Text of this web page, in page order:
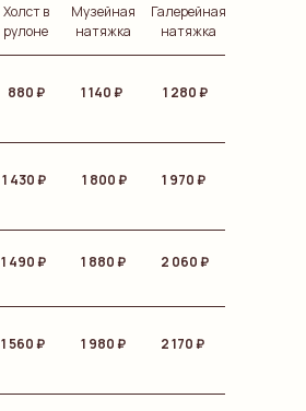
Холст в
рулоне
Музейная
натяжка
Галерейная
натяжка
880 ₽ 1 140 ₽ 1 280 ₽
1 430 ₽ 1 800 ₽ 1 970 ₽
1 490 ₽ 1 880 ₽ 2 060 ₽
1 560 ₽ 1 980 ₽ 2 170 ₽